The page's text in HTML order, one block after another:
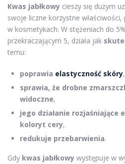
Kwas jabłkowy cieszy się dużym
swoje liczne korzystne
w kosmetykach. W stężeniach do
przekraczającym 5, działa jak
temu:
poprawia elastyczność skóry,
sprawia, że drobne
widoczne,
jego działanie rozjaśniające
koloryt cery,
redukuje przebarwienia.
Gdy kwas jabłkowy występuje w